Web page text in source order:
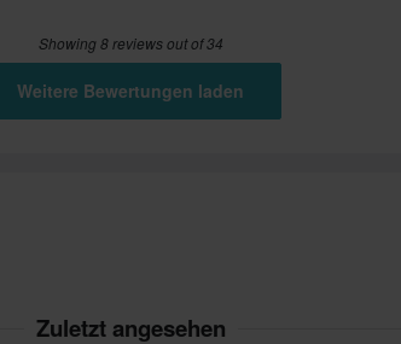
Showing 8 reviews out of 34
Weitere Bewertungen laden
Zuletzt angesehen